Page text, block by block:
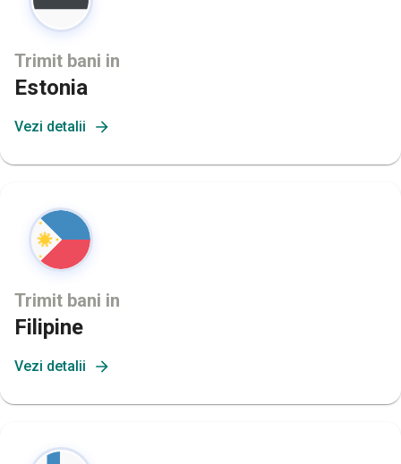
Trimit bani in
Estonia
Vezi detalii
Trimit bani in
Filipine
Vezi detalii